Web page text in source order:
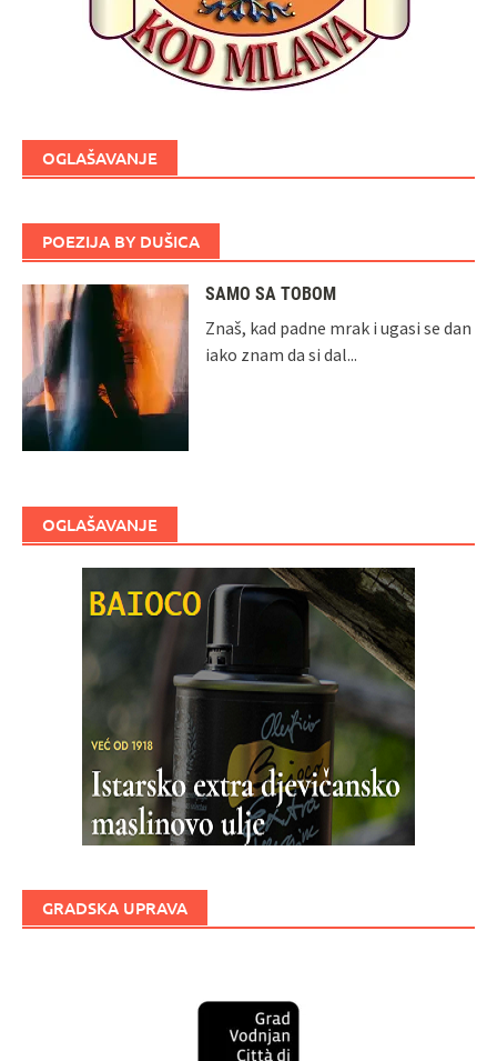
OGLAŠAVANJE
POEZIJA BY DUŠICA
SAMO SA TOBOM
Znaš, kad padne mrak i ugasi se dan
iako znam da si dal...
OGLAŠAVANJE
GRADSKA UPRAVA